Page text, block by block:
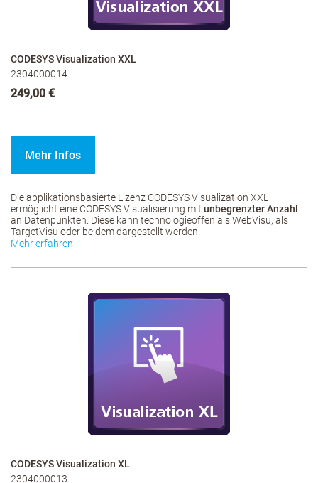
CODESYS Visualization XXL
2304000014
249,00 €
Mehr Infos
Die applikationsbasierte Lizenz CODESYS Visualization XXL
ermöglicht eine CODESYS Visualisierung mit unbegrenzter Anzahl
an Datenpunkten. Diese kann technologieoffen als WebVisu, als
TargetVisu oder beidem dargestellt werden.
Mehr erfahren
CODESYS Visualization XL
2304000013